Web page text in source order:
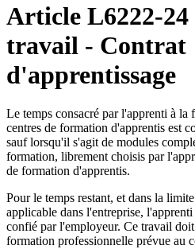
Article L6222-24
travail - Contrat
d'apprentissage
Le temps consacré par l'apprenti à la
centres de formation d'apprentis est
sauf lorsqu'il s'agit de modules
formation, librement choisis par
de formation d'apprentis.
Pour le temps restant, et dans la
applicable dans l'entreprise,
confié par l'employeur. Ce travail
formation professionnelle prévue au